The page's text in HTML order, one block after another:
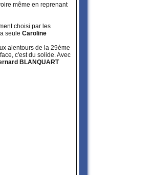
même en reprenant
choisi par les
seule Caroline
alentours de la 29ème
c'est du solide. Avec
BLANQUART